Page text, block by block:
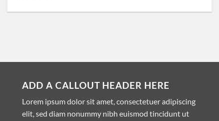
ADD A CALLOUT HEADER HERE
Lorem ipsum dolor sit amet, consectetuer adipiscing
elit, sed diam nonummy nibh euismod tincidunt ut